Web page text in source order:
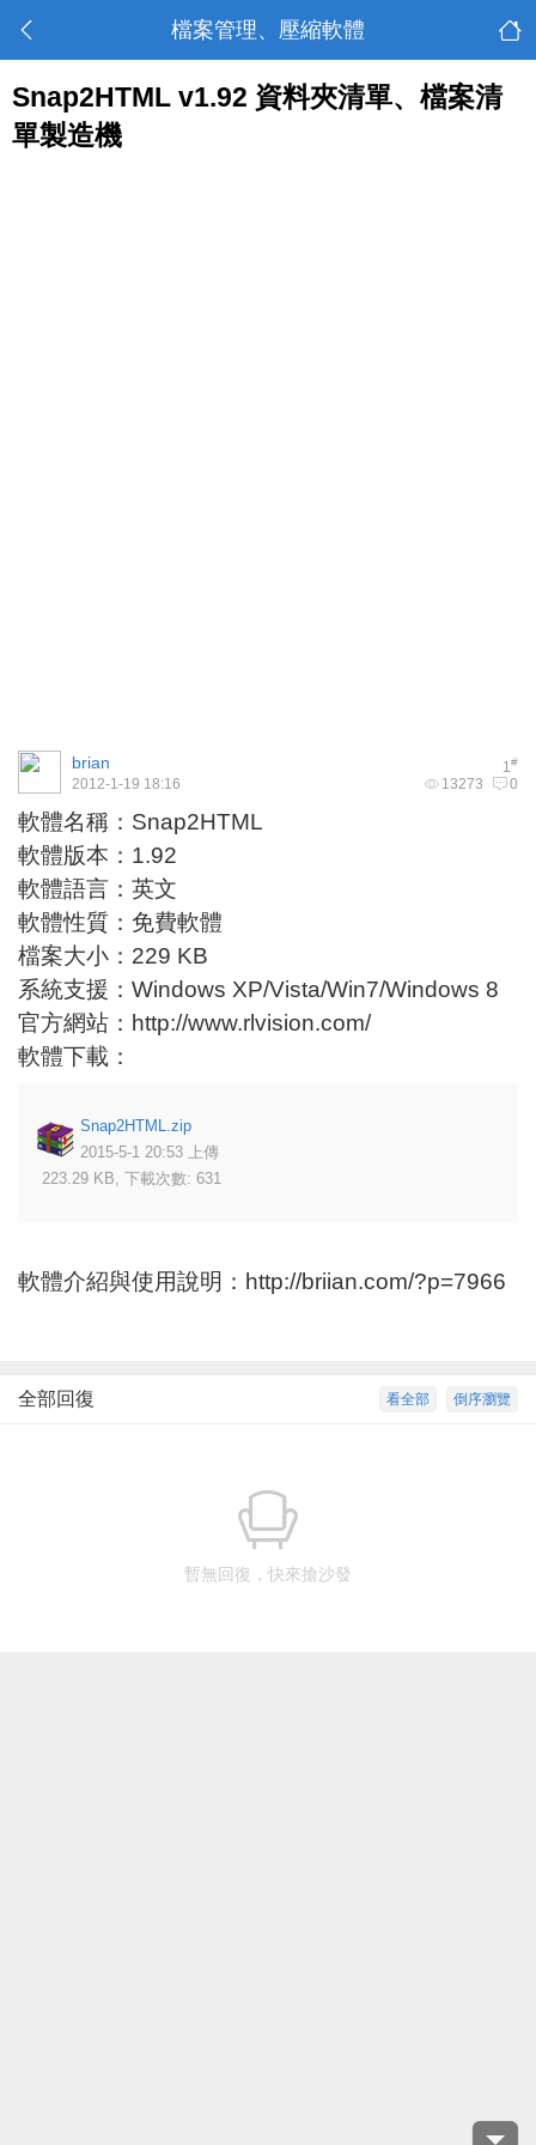
檔案管理、壓縮軟體
Snap2HTML v1.92 資料夾清單、檔案清
單製造機
1#
brian
13273 0
2012-1-19 18:16
軟體名稱：Snap2HTML
軟體版本：1.92
軟體語言：英文
軟體性質：免費軟體
檔案大小：229 KB
系統支援：Windows XP/Vista/Win7/Windows 8
官方網站： http://www.rlvision.com/
軟體下載：
Snap2HTML.zip
2015-5-1 20:53 上傳
223.29 KB, 下載次數: 631
軟體介紹與使用說明： http://briian.com/?p=7966
倒序瀏覽
看全部
全部回復
暫無回復，快來搶沙發